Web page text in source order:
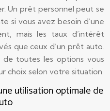
Un prêt personnel peut se
si vous avez besoin d’une
mais les taux d’intérêt
que ceux d’un prêt auto.
de toutes les options vous
choix selon votre situation.
utilisation optimale de